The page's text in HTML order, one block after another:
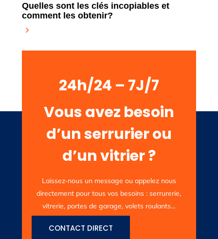
Quelles sont les clés incopiables et
comment les obtenir?
24h/24 – 7J/7
Vous avez besoin
d’un serrurier ou
d’un vitrier ?
Laissez-nous un message ou appelez nous
directement pour tous vos besoins : serrurerie,
vitrerie, portes de garage, volets roulants…
CONTACT DIRECT